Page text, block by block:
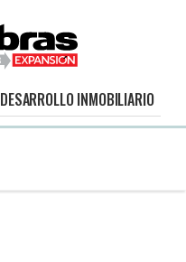
DESARROLLO INMOBILIARIO